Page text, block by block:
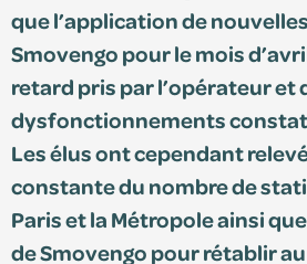
Consultez le centre de
vos documents
S'identifier
Devenir
que l’application de
Smovengo pour le mois
retard pris par l’opérateur et
dysfonctionnements
Les élus ont cependant
constante du nombre de
Paris et la Métropole ainsi
de Smovengo pour rétablir